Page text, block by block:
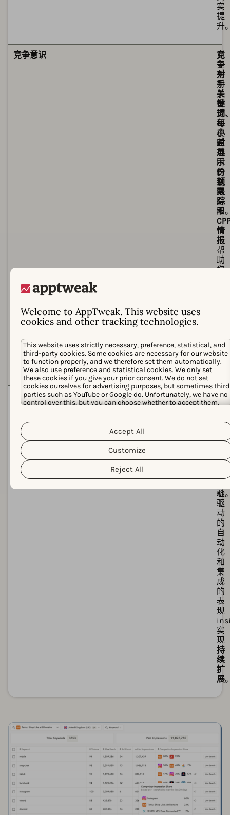
Welcome to AppTweak. This website uses
cookies and other tracking technologies.
This website uses strictly necessary, preference, statistical, and
third-party cookies. Some cookies are necessary for our website
to function properly, and we therefore set them automatically.
We also use preference and statistical cookies. We only set
these cookies if you give your prior consent. We do not set
cookies ourselves for advertising purposes, but sometimes third
parties such as YouTube or Google do. Unfortunately, we have no
control over this, but you can choose whether to accept them.
&
. You can customize your cookie settings and
preferences by clicking the “Customize” button.
Reject All
Customize
Accept All
实
提
升
竞争意识 可
对
竞
争
对
手
投
放
和
覆
盖
范
围
的
洞
察
有
限
可
竞
争
对
手
关
键
词
每
小
时
展
示
份
额
跟
踪
和
情
报
帮
助
您
握
新
机
会
规模化 可
依
赖
动
程
反
验
可
通
过
进
关
词
AI
驱
动
的
自
动
化
和
集
成
的
表
现
实
现
持
续
扩
展